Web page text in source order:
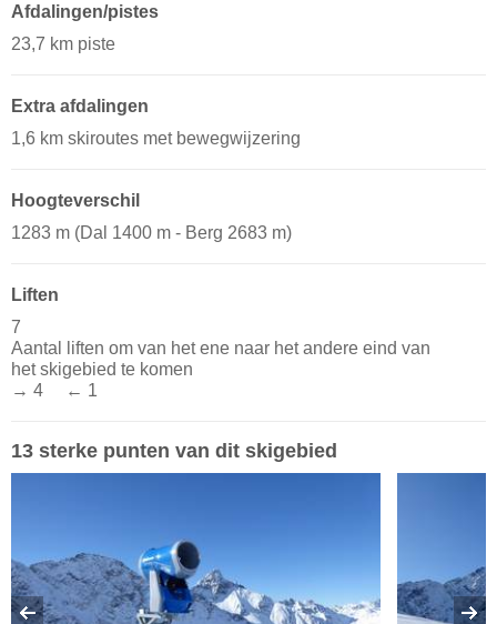
Afdalingen/pistes
23,7 km piste
Extra afdalingen
1,6 km skiroutes met bewegwijzering
Hoogteverschil
1283 m (Dal 1400 m - Berg 2683 m)
Liften
7
Aantal liften om van het ene naar het andere eind van
het skigebied te komen
→ 4 ← 1
13 sterke punten van dit skigebied